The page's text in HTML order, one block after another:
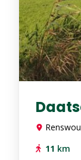
11 km